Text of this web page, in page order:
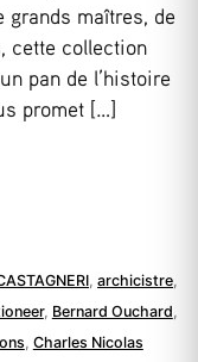
grands maîtres, de
cette collection
pan de l’histoire
promet […]
,archicistre
, Bernard Ouchard
Charles Nicolas